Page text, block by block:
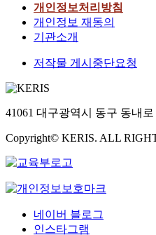
개인정보처리방침
개인정보 재동의
기관소개
저작물 게시중단요청
41061 대구광역시 동구 동내
Copyright© KERIS. ALL
네이버 블로그
인스타그램